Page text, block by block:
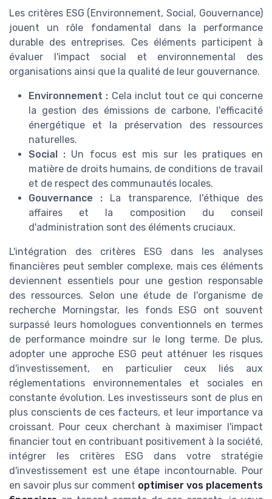
Les critères ESG (Environnement, Social, Gouvernance)
jouent un rôle fondamental dans la performance
durable des entreprises. Ces éléments participent à
évaluer l'impact social et environnemental des
organisations ainsi que la qualité de leur gouvernance.
Environnement : Cela inclut tout ce qui concerne
la gestion des émissions de carbone, l'efficacité
énergétique et la préservation des ressources
naturelles.
Social : Un focus est mis sur les pratiques en
matière de droits humains, de conditions de travail
et de respect des communautés locales.
Gouvernance : La transparence, l'éthique des
affaires et la composition du conseil
d'administration sont des éléments cruciaux.
L'intégration des critères ESG dans les analyses
financières peut sembler complexe, mais ces éléments
deviennent essentiels pour une gestion responsable
des ressources. Selon une étude de l'organisme de
recherche Morningstar, les fonds ESG ont souvent
surpassé leurs homologues conventionnels en termes
de performance moindre sur le long terme. De plus,
adopter une approche ESG peut atténuer les risques
d'investissement, en particulier ceux liés aux
réglementations environnementales et sociales en
constante évolution. Les investisseurs sont de plus en
plus conscients de ces facteurs, et leur importance va
croissant. Pour ceux cherchant à maximiser l'impact
financier tout en contribuant positivement à la société,
intégrer les critères ESG dans votre stratégie
d'investissement est une étape incontournable. Pour
en savoir plus sur comment optimiser vos placements